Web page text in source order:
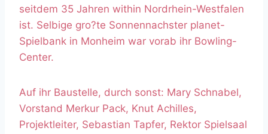
seitdem 35 Jahren within Nordrhein-Westfalen
ist. Selbige gro?te Sonnennachster planet-
Spielbank in Monheim war vorab ihr Bowling-
Center.
Auf ihr Baustelle, durch sonst: Mary Schnabel,
Vorstand Merkur Pack, Knut Achilles,
Projektleiter, Sebastian Tapfer, Rektor Spielsaal